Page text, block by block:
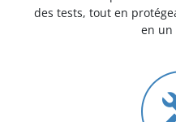
des tests, tout en
en un